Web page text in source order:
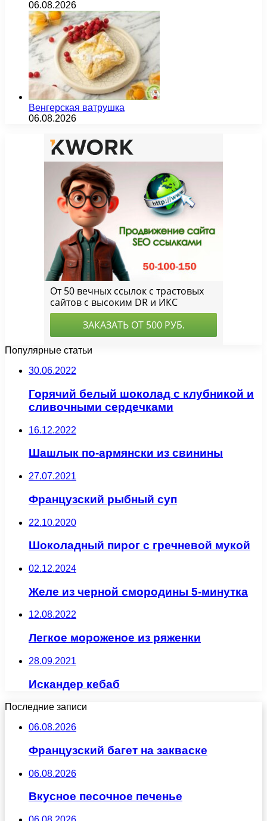
06.08.2026
Венгерская ватрушка
06.08.2026
Популярные статьи
30.06.2022
Горячий белый шоколад с клубникой и
сливочными сердечками
16.12.2022
Шашлык по-армянски из свинины
27.07.2021
Французский рыбный суп
22.10.2020
Шоколадный пирог с гречневой мукой
02.12.2024
Желе из черной смородины 5-минутка
12.08.2022
Легкое мороженое из ряженки
28.09.2021
Искандер кебаб
Последние записи
06.08.2026
Французский багет на закваске
06.08.2026
Вкусное песочное печенье